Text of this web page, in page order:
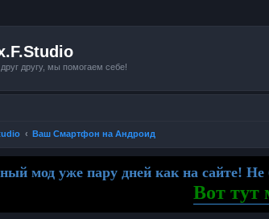
другу, мы помогаем себе!
Ваш Смартфон на Андроид
мод уже пару дней как на сайте!
Вот тут